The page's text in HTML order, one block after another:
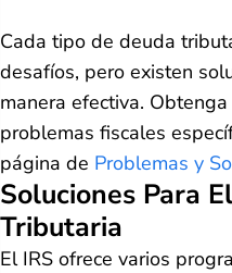
Cada tipo de deuda
desafíos, pero existen
manera efectiva.
problemas fiscales
página de Problemas y
Soluciones Para
Tributaria
El IRS ofrece varios